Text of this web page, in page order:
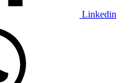
Linkedin